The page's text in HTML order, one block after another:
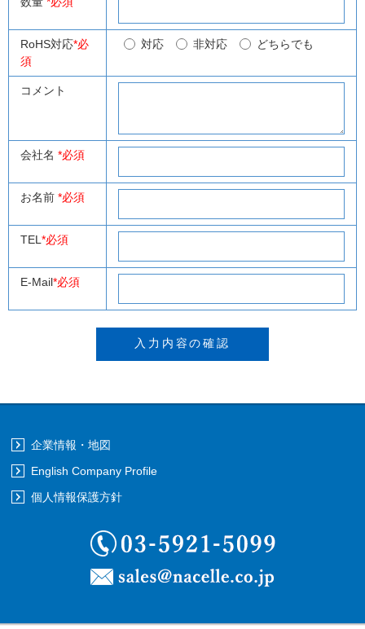
RoHS対応*必
須
対応 非対応 どちらでも
コメント
会社名 *必須
お名前 *必須
TEL *必須
E-Mail*必須
企業情報・地図
English Company Profile
個人情報保護方針